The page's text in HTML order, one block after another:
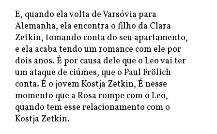
E, quando ela volta de Varsóvia para
Alemanha, ela encontra o filho da Clara
Zetkin, tomando conta do seu apartamento,
e ela acaba tendo um romance com ele por
dois anos. É por causa dele que o Leo vai ter
um ataque de ciúmes, que o Paul Frölich
conta. É o jovem Kostja Zetkin, É nesse
momento que a Rosa rompe com o Leo,
quando tem esse relacionamento com o
Kostja Zetkin.